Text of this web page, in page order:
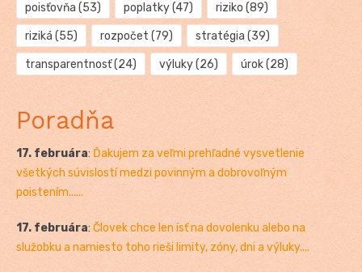
poisťovňa (53) poplatky(47) riziko (89)
riziká (55) rozpočet (79) stratégia (39)
transparentnosť(24) výluky(26) úrok(28)
Poradňa
17. februára: Ďakujem za veľmi prehľadné vysvetlenie
všetkých súvislostí medzi povinným a dobrovoľným
poistením......
17. februára: Človek chce len ísť na dovolenku alebo na
služobku a namiesto toho rieši limity, zóny, dni a výluky....